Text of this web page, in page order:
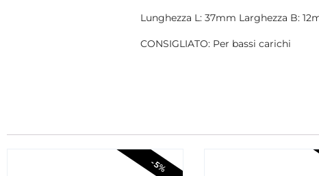
Lunghezza L: 37mm Larghezza B:
CONSIGLIATO: Per bassi carichi
-5%